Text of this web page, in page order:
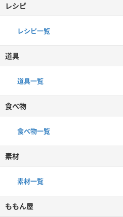
レシピ
レシピ一覧
道具
道具一覧
食べ物
食べ物一覧
素材
素材一覧
ももん屋